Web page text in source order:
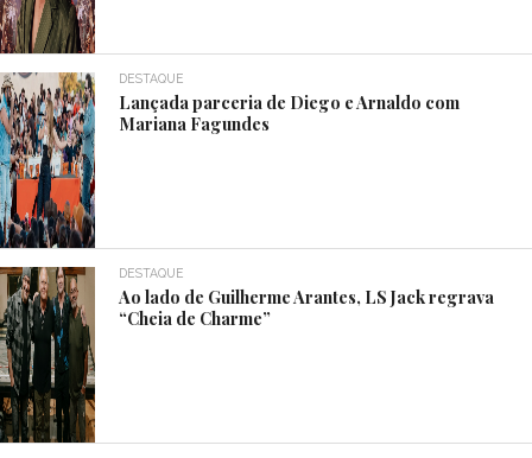
DESTAQUE
Lançada parceria de Diego e Arnaldo com
Mariana Fagundes
DESTAQUE
Ao lado de Guilherme Arantes, LS Jack regrava
“Cheia de Charme”